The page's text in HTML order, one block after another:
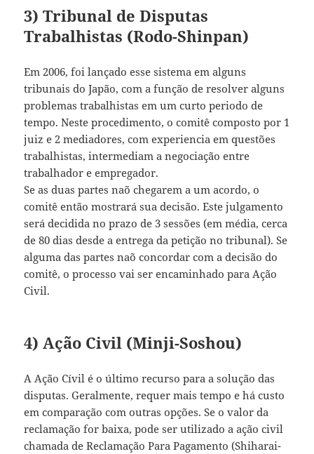
3) Tribunal de Disputas
Trabalhistas (Rodo-Shinpan)
Em 2006, foi lançado esse sistema em alguns
tribunais do Japão, com a função de resolver alguns
problemas trabalhistas em um curto periodo de
tempo. Neste procedimento, o comitê composto por 1
juiz e 2 mediadores, com experiencia em questões
trabalhistas, intermediam a negociação entre
trabalhador e empregador.
Se as duas partes naõ chegarem a um acordo, o
comitê então mostrará sua decisão. Este julgamento
será decidida no prazo de 3 sessões (em média, cerca
de 80 dias desde a entrega da petição no tribunal). Se
alguma das partes naõ concordar com a decisão do
comitê, o processo vai ser encaminhado para Ação
Civil.
4) Ação Civil (Minji-Soshou)
A Ação Cívil é o último recurso para a solução das
disputas. Geralmente, requer mais tempo e há custo
em comparação com outras opções. Se o valor da
reclamação for baixa, pode ser utilizado a ação civil
chamada de Reclamação Para Pagamento (Shiharai-